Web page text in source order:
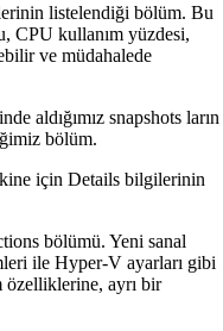
listelendiği bölüm. Bu
CPU kullanım yüzdesi,
ve müdahalede
aldığımız snapshots ların
bölüm.
için Details bilgilerinin
bölümü. Yeni sanal
ile Hyper-V ayarları gibi
özelliklerine, ayrı bir